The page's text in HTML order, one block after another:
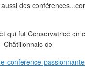
des
conference-